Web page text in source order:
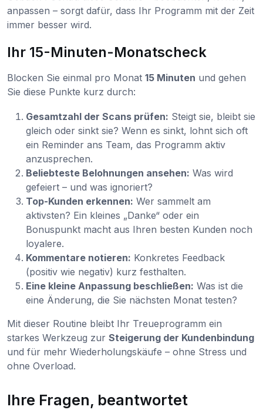
anpassen – sorgt dafür, dass Ihr Programm mit der Zeit
immer besser wird.
Ihr 15-Minuten-Monatscheck
Blocken Sie einmal pro Monat 15 Minuten und gehen
Sie diese Punkte kurz durch:
Gesamtzahl der Scans prüfen: Steigt sie, bleibt sie
gleich oder sinkt sie? Wenn es sinkt, lohnt sich oft
ein Reminder ans Team, das Programm aktiv
anzusprechen.
Beliebteste Belohnungen ansehen: Was wird
gefeiert – und was ignoriert?
Top-Kunden erkennen: Wer sammelt am
aktivsten? Ein kleines „Danke“ oder ein
Bonuspunkt macht aus Ihren besten Kunden noch
loyalere.
Kommentare notieren: Konkretes Feedback
(positiv wie negativ) kurz festhalten.
Eine kleine Anpassung beschließen: Was ist die
eine Änderung, die Sie nächsten Monat testen?
Mit dieser Routine bleibt Ihr Treueprogramm ein
starkes Werkzeug zur Steigerung der Kundenbindung
und für mehr Wiederholungskäufe – ohne Stress und
ohne Overload.
Ihre Fragen, beantwortet